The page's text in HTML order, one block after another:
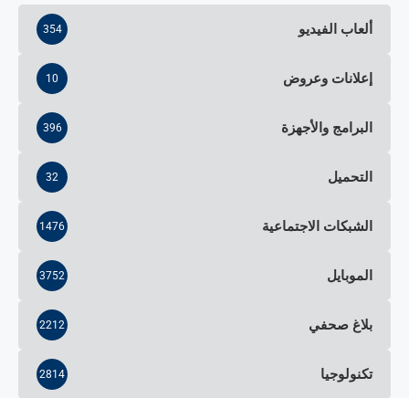
ألعاب الفيديو 354
إعلانات وعروض 10
البرامج والأجهزة 396
التحميل 32
الشبكات الاجتماعية 1476
الموبايل 3752
بلاغ صحفي 2212
تكنولوجيا 2814